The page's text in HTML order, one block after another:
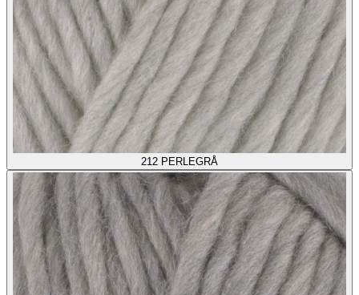
212 PERLEGRÅ